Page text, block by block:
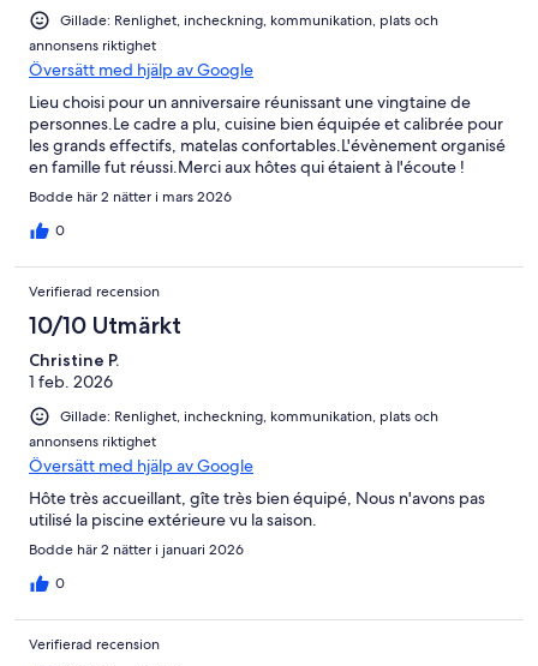
Gillade: Renlighet, incheckning, kommunikation, plats och
annonsens riktighet
Översätt med hjälp av Google
Lieu choisi pour un anniversaire réunissant une vingtaine de
personnes.Le cadre a plu, cuisine bien équipée et calibrée pour
les grands effectifs, matelas confortables.L'évènement organisé
en famille fut réussi.Merci aux hôtes qui étaient à l'écoute !
Bodde här 2 nätter i mars 2026
0
Verifierad recension
10/10 Utmärkt
Christine P.
1 feb. 2026
Gillade: Renlighet, incheckning, kommunikation, plats och
annonsens riktighet
Översätt med hjälp av Google
Hôte très accueillant, gîte très bien équipé, Nous n'avons pas
utilisé la piscine extérieure vu la saison.
Bodde här 2 nätter i januari 2026
0
Verifierad recension